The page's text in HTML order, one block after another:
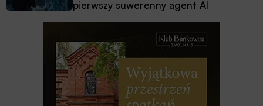
pierwszy suwerenny agent AI